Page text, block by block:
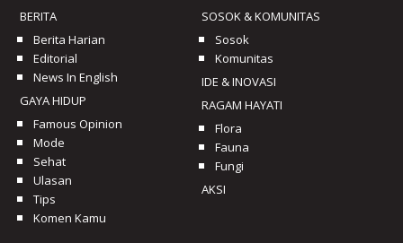
BERITA
Berita Harian
Editorial
News In English
GAYA HIDUP
Famous Opinion
Mode
Sehat
Ulasan
Tips
Komen Kamu
SOSOK & KOMUNITAS
Sosok
Komunitas
IDE & INOVASI
RAGAM HAYATI
Flora
Fauna
Fungi
AKSI